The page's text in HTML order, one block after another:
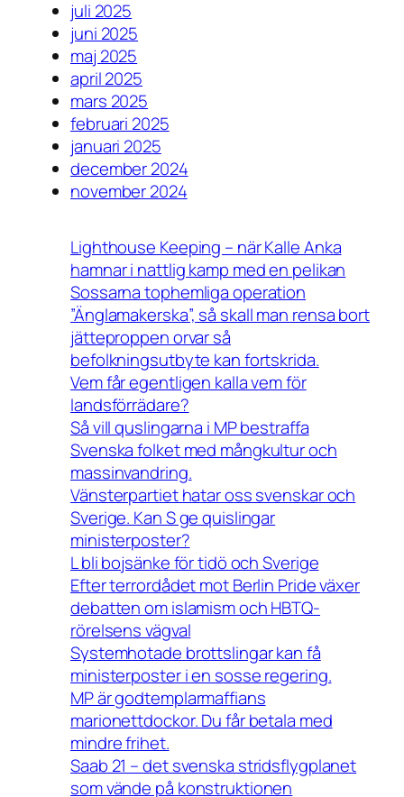
juli 2025
juni 2025
maj 2025
april 2025
mars 2025
februari 2025
januari 2025
december 2024
november 2024
Lighthouse Keeping – när Kalle Anka
hamnar i nattlig kamp med en pelikan
Sossarna tophemliga operation
”Änglamakerska”, så skall man rensa bort
jätteproppen orvar så
befolkningsutbyte kan fortskrida.
Vem får egentligen kalla vem för
landsförrädare?
Så vill quslingarna i MP bestraffa
Svenska folket med mångkultur och
massinvandring.
Vänsterpartiet hatar oss svenskar och
Sverige. Kan S ge quislingar
ministerposter?
L bli bojsänke för tidö och Sverige
Efter terrordådet mot Berlin Pride växer
debatten om islamism och HBTQ-
rörelsens vägval
Systemhotade brottslingar kan få
ministerposter i en sosse regering.
MP är godtemplarmaffians
marionettdockor. Du får betala med
mindre frihet.
Saab 21 – det svenska stridsflygplanet
som vände på konstruktionen